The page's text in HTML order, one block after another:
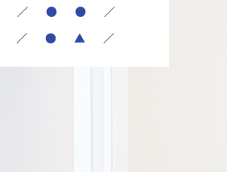
／ ● ● ／
／ ● ▲ ／